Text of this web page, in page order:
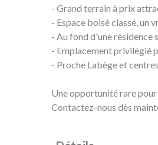
- Grand terrain à prix
- Espace boisé classé, un
- Au fond d'une résidence
- Emplacement privilégié
- Proche Labège et
Une opportunité rare
Contactez-nous dès